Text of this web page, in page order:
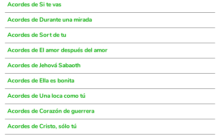
Acordes de Si te vas
Acordes de Durante una mirada
Acordes de Sort de tu
Acordes de El amor después del amor
Acordes de Jehová Sabaoth
Acordes de Ella es bonita
Acordes de Una loca como tú
Acordes de Corazón de guerrera
Acordes de Cristo, sólo tú